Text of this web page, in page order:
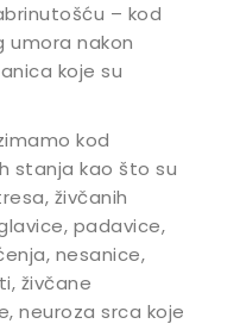
– kod
umora nakon
koje su
kod
stanja kao što su
živčanih
padavice,
nesanice,
živčane
neuroza srca koje